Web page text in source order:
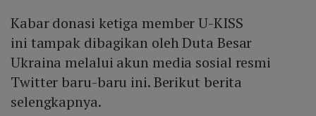
Kabar donasi ketiga member U-KISS
ini tampak dibagikan oleh Duta Besar
Ukraina melalui akun media sosial resmi
Twitter baru-baru ini. Berikut berita
selengkapnya.